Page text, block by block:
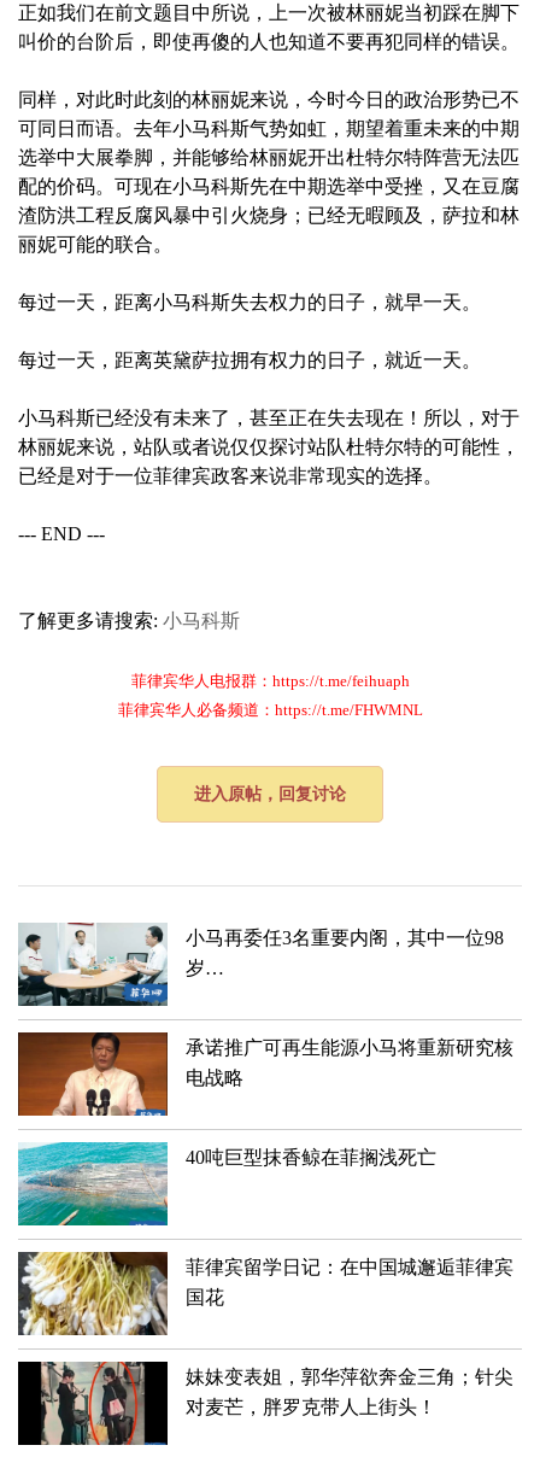
正如我们在前文题目中所说，上一次被林丽妮当初踩在脚下
叫价的台阶后，即使再傻的人也知道不要再犯同样的错误。
同样，对此时此刻的林丽妮来说，今时今日的政治形势已不
可同日而语。去年小马科斯气势如虹，期望着重未来的中期
选举中大展拳脚，并能够给林丽妮开出杜特尔特阵营无法匹
配的价码。可现在小马科斯先在中期选举中受挫，又在豆腐
渣防洪工程反腐风暴中引火烧身；已经无暇顾及，萨拉和林
丽妮可能的联合。
每过一天，距离小马科斯失去权力的日子，就早一天。
每过一天，距离英黛萨拉拥有权力的日子，就近一天。
小马科斯已经没有未来了，甚至正在失去现在！所以，对于
林丽妮来说，站队或者说仅仅探讨站队杜特尔特的可能性，
已经是对于一位菲律宾政客来说非常现实的选择。
--- END ---
了解更多请搜索: 小马科斯
菲律宾华人电报群：https://t.me/feihuaph
菲律宾华人必备频道：https://t.me/FHWMNL
进入原帖，回复讨论
小马再委任3名重要内阁，其中一位98
岁…
承诺推广可再生能源小马将重新研究核
电战略
40吨巨型抹香鲸在菲搁浅死亡
菲律宾留学日记：在中国城邂逅菲律宾
国花
妹妹变表姐，郭华萍欲奔金三角；针尖
对麦芒，胖罗克带人上街头！